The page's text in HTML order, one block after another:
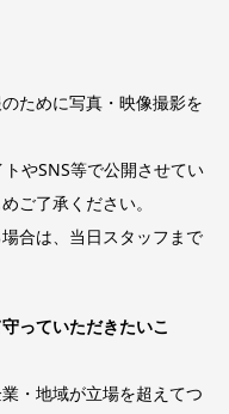
ために写真・映像撮影を
やSNS等で公開させてい
ご了承ください。
合は、当日スタッフまで
っていただきたいこ
・地域が立場を超えてつ